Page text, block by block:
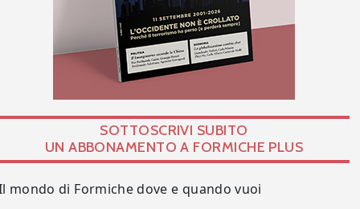
SOTTOSCRIVI SUBITO
UN ABBONAMENTO A FORMICHE PLUS
mondo di Formiche dove e quando vuoi